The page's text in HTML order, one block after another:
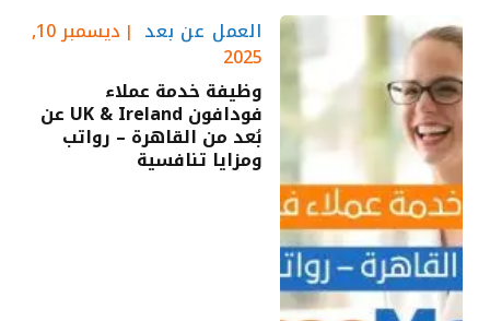
العمل عن بعد ديسمبر 10,
2025
وظيفة خدمة عملاء
فودافون UK & Ireland عن
بُعد من القاهرة – رواتب
ومزايا تنافسية